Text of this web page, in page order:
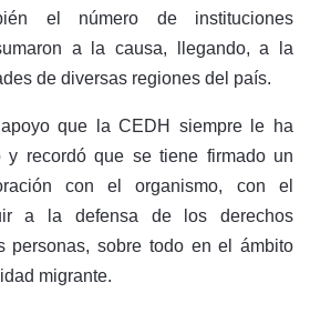
el número de instituciones
a la causa, llegando, a la
de diversas regiones del país.
que la CEDH siempre le ha
y recordó que se tiene firmado un
con el organismo, con el
a la defensa de los derechos
personas, sobre todo en el ámbito
migrante.